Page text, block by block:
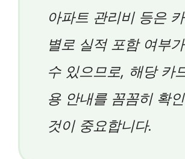
아파트 관리비 등은
별로 실적 포함 여부
수 있으므로, 해당 카
용 안내를 꼼꼼히 확
것이 중요합니다.